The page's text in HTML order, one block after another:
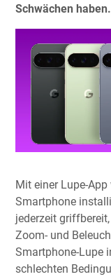
Schwächen haben.
Mit einer Lupe-
Smartphone
jederzeit
Zoom- und
Smartphone-Lupe
schlechten